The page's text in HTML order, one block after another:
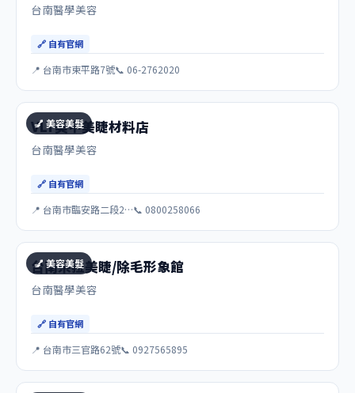
台南醫學美容
🔗 自有官網
📍 台南市東平路7號📞 06-2762020
💅 美容美髮
VLY美甲美睫材料店
台南醫學美容
🔗 自有官網
📍 台南市臨安路二段2…📞 0800258066
💅 美容美髮
台南朵菈美睫/除毛形象館
台南醫學美容
🔗 自有官網
📍 台南市三官路62號📞 0927565895